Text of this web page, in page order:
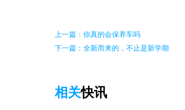
上一篇：你真的会保养车吗
下一篇：全新而来的，不止是新学期
相关快讯